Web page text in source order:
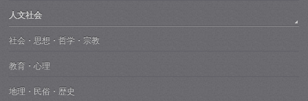
人文社会
社会・思想・哲学・宗教
教育・心理
地理・民俗・歴史